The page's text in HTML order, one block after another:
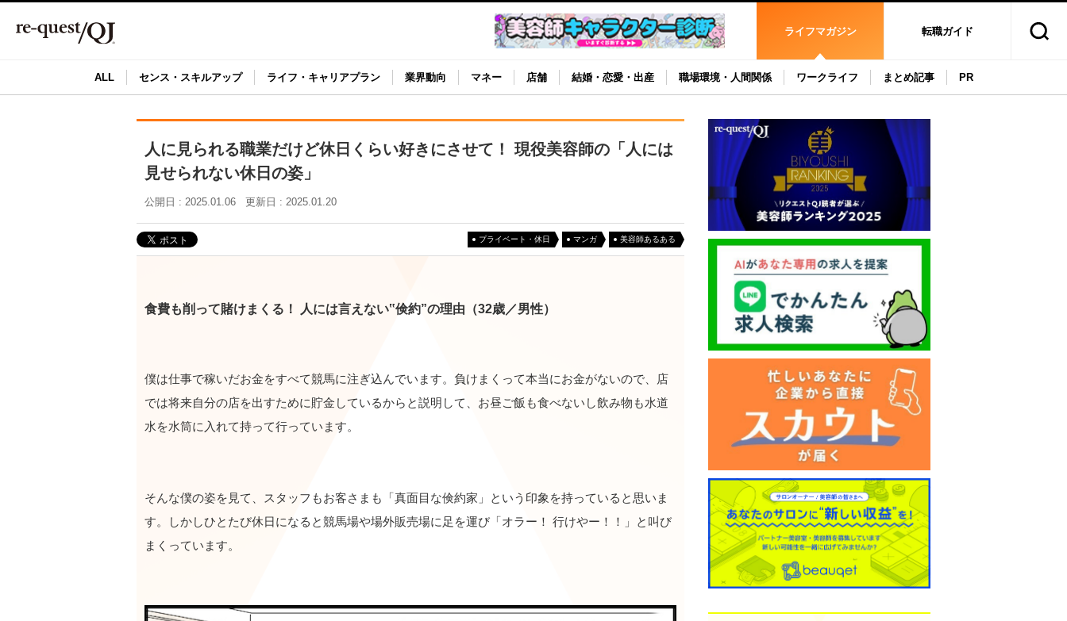
ライフマガジン 転職ガイド
ALL センス・スキルアップ ライフ・キャリアプラン 業界動向 マネー 店舗 結婚・恋愛・出産 職場環境・人間関係 ワークライフ まとめ記事 PR
人に見られる職業だけど休日くらい好きにさせて！ 現役美容師の「人には
見せられない休日の姿」
公開日 : 2025.01.06 更新日 : 2025.01.20
プライベート・休日 マンガ 美容師あるある
食費も削って賭けまくる！ 人には言えない‟倹約”の理由（32歳／男性）
僕は仕事で稼いだお金をすべて競馬に注ぎ込んでいます。負けまくって本当にお金がないので、店
では将来自分の店を出すために貯金しているからと説明して、お昼ご飯も食べないし飲み物も水道
水を水筒に入れて持って行っています。
そんな僕の姿を見て、スタッフもお客さまも「真面目な倹約家」という印象を持っていると思いま
す。しかしひとたび休日になると競馬場や場外販売場に足を運び「オラー！ 行けやー！！」と叫び
まくっています。